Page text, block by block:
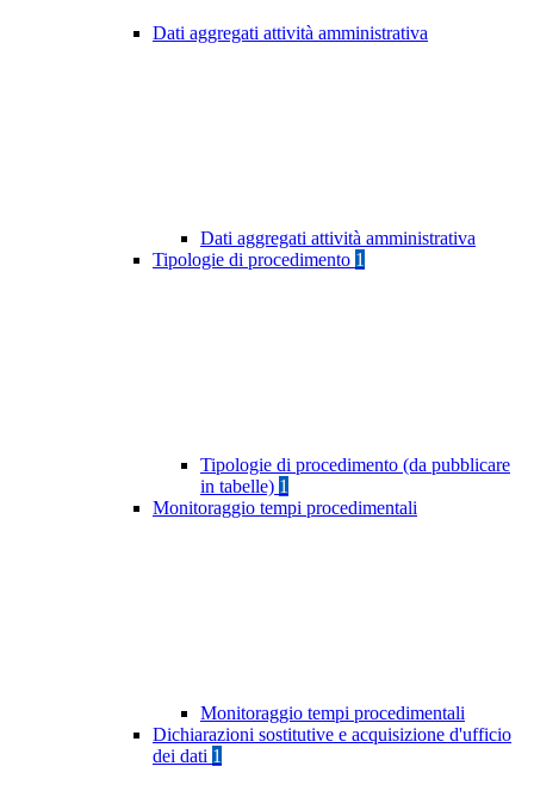
Dati aggregati attività amministrativa
Dati aggregati attività amministrativa
Tipologie di procedimento 1
Tipologie di procedimento (da pubblicare
in tabelle) 1
Monitoraggio tempi procedimentali
Monitoraggio tempi procedimentali
Dichiarazioni sostitutive e acquisizione d'ufficio
dei dati 1